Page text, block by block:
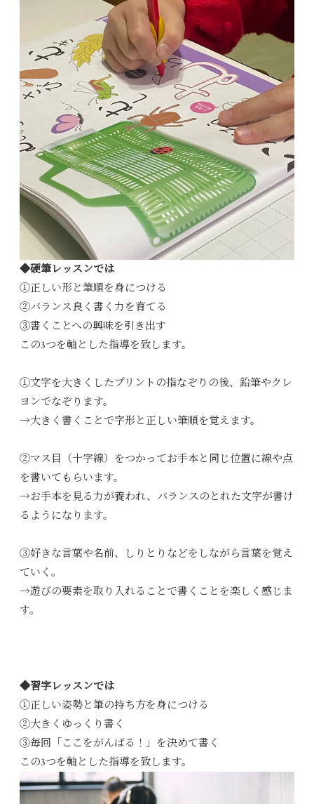
◆硬筆レッスンでは
①正しい形と筆順を身につける
②バランス良く書く力を育てる
③書くことへの興味を引き出す
この3つを軸とした指導を致します。
①文字を大きくしたプリントの指なぞりの後、鉛筆やクレ
ヨンでなぞります。
→大きく書くことで字形と正しい筆順を覚えます。
②マス目（十字線）をつかってお手本と同じ位置に線や点
を書いてもらいます。
→お手本を見る力が養われ、バランスのとれた文字が書け
るようになります。
③好きな言葉や名前、しりとりなどをしながら言葉を覚え
ていく。
→遊びの要素を取り入れることで書くことを楽しく感じま
す。
◆習字レッスンでは
①正しい姿勢と筆の持ち方を身につける
②大きくゆっくり書く
③毎回「ここをがんばる！」を決めて書く
この3つを軸とした指導を致します。